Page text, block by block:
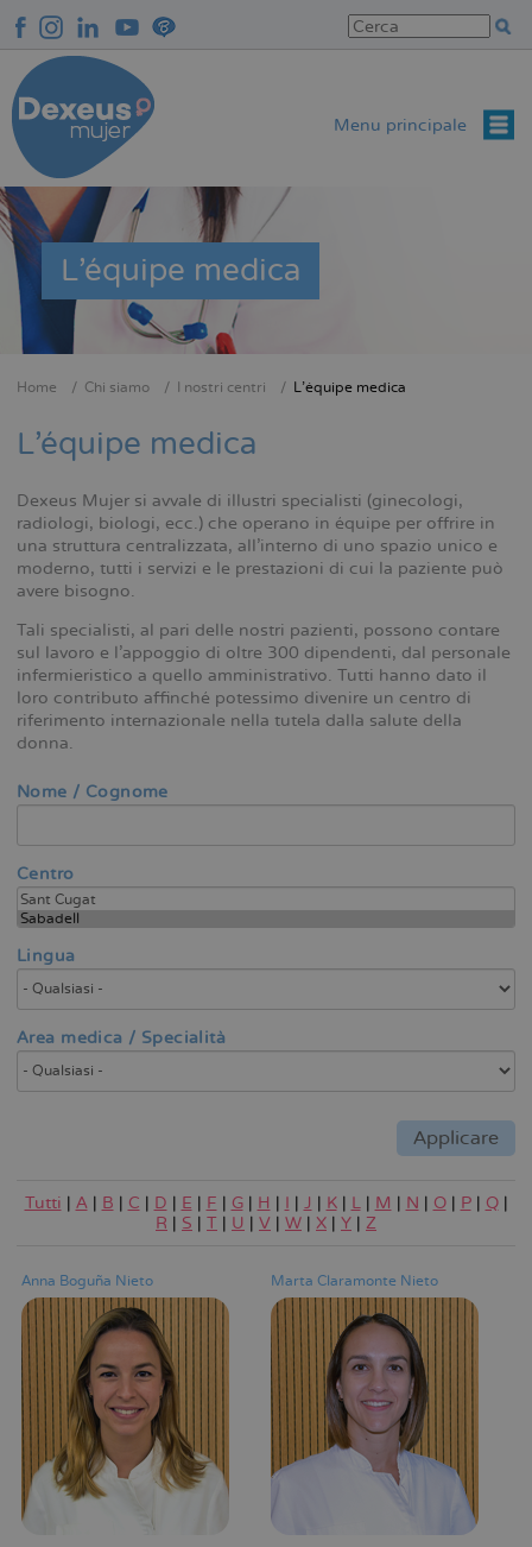
contenuto
principale
Menu principale
L'équipe medica
di
pane
Home Chi siamo I nostri centri L'équipe medica
L'équipe medica
Dexeus Mujer si avvale di illustri specialisti (ginecologi,
radiologi, biologi, ecc.) che operano in équipe per offrire in
una struttura centralizzata, all’interno di uno spazio unico e
moderno, tutti i servizi e le prestazioni di cui la paziente può
avere bisogno.
Tali specialisti, al pari delle nostri pazienti, possono contare
sul lavoro e l’appoggio di oltre 300 dipendenti, dal personale
infermieristico a quello amministrativo. Tutti hanno dato il
loro contributo affinché potessimo divenire un centro di
riferimento internazionale nella tutela dalla salute della
donna.
Nome / Cognome
Centro
Lingua
Area medica / Specialità
Tutti | A| B | C | D | E | F | G| H | I | J | K| L| M | N | O| P| Q|
R | S | T | U | V | W | X | Y | Z
Anna Boguña Nieto Marta Claramonte Nieto